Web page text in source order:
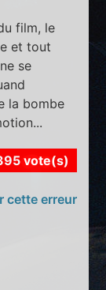
film, le
et tout
se
la bombe
vote(s)
cette erreur